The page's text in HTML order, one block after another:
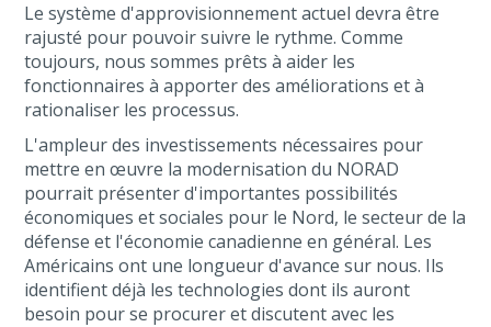
Le système d'approvisionnement actuel devra être
rajusté pour pouvoir suivre le rythme. Comme
toujours, nous sommes prêts à aider les
fonctionnaires à apporter des améliorations et à
rationaliser les processus.
L'ampleur des investissements nécessaires pour
mettre en œuvre la modernisation du NORAD
pourrait présenter d'importantes possibilités
économiques et sociales pour le Nord, le secteur de la
défense et l'économie canadienne en général. Les
Américains ont une longueur d'avance sur nous. Ils
identifient déjà les technologies dont ils auront
besoin pour se procurer et discutent avec les